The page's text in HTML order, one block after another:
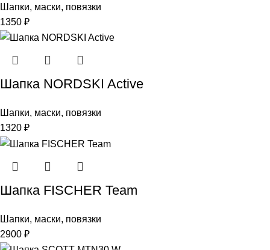
Шапки, маски, повязки
1350 ₽
Шапка NORDSKI Active
Шапки, маски, повязки
1320 ₽
Шапка FISCHER Team
Шапки, маски, повязки
2900 ₽